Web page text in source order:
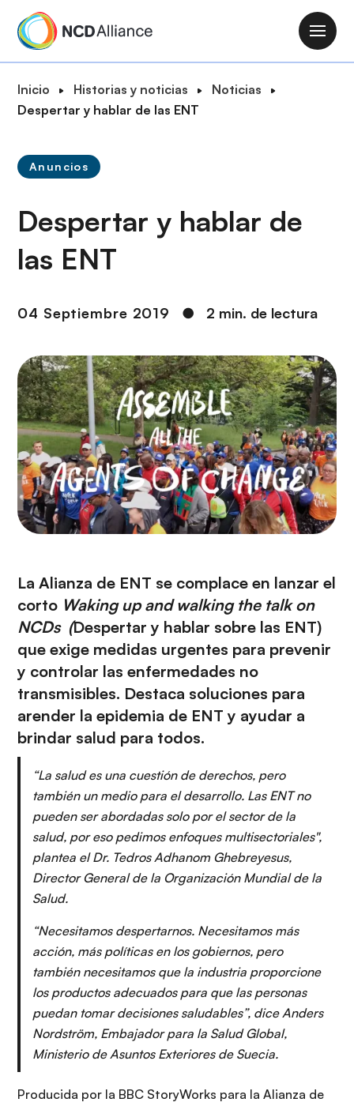
M
a
a
n
R
u
d
n
a
v
e
a
ó
n
Inicio Historias y noticias
Noticias
Despertar y hablar de las ENT
Anuncios
Despertar y hablar de
las ENT
04 Septiembre 2019 ● 2 min. de lectura
La Alianza de ENT se complace en lanzar el
corto Waking up and walking the talk on
NCDs (Despertar y hablar sobre las ENT)
que exige medidas urgentes para prevenir
y controlar las enfermedades no
transmisibles. Destaca soluciones para
arender la epidemia de ENT y ayudar a
brindar salud para todos.
“La salud es una cuestión de derechos, pero
también un medio para el desarrollo. Las ENT no
pueden ser abordadas solo por el sector de la
salud, por eso pedimos enfoques multisectoriales",
plantea el Dr. Tedros Adhanom Ghebreyesus,
Director General de la Organización Mundial de la
Salud.
“Necesitamos despertarnos. Necesitamos más
acción, más políticas en los gobiernos, pero
también necesitamos que la industria proporcione
los productos adecuados para que las personas
puedan tomar decisiones saludables”, dice Anders
Nordström, Embajador para la Salud Global,
Ministerio de Asuntos Exteriores de Suecia.
Producida por la BBC StoryWorks para la Alianza de